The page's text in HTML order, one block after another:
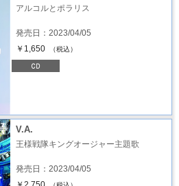
アルコルとポラリス
発売日：2023/04/05
￥1,650
（税込）
V.A.
王様戦隊キングオージャー主題歌
発売日：2023/04/05